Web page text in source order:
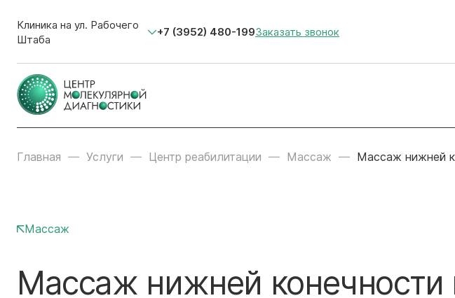
Клиника на ул. Рабочего
Штаба
+7 (3952) 480-199Заказать звонок
Главная Услуги Центр реабилитации Массаж Массаж нижней
Массаж
Массаж нижней